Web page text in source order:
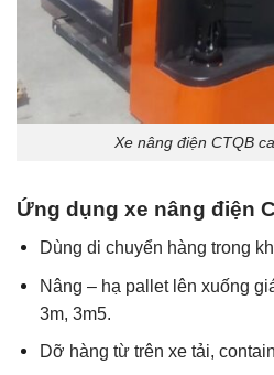
Xe nâng điện CTQB
Ứng dụng xe nâng điện
Dùng di chuyển hàng trong
Nâng – hạ pallet lên xuống
3m, 3m5.
Dỡ hàng từ trên xe tải,